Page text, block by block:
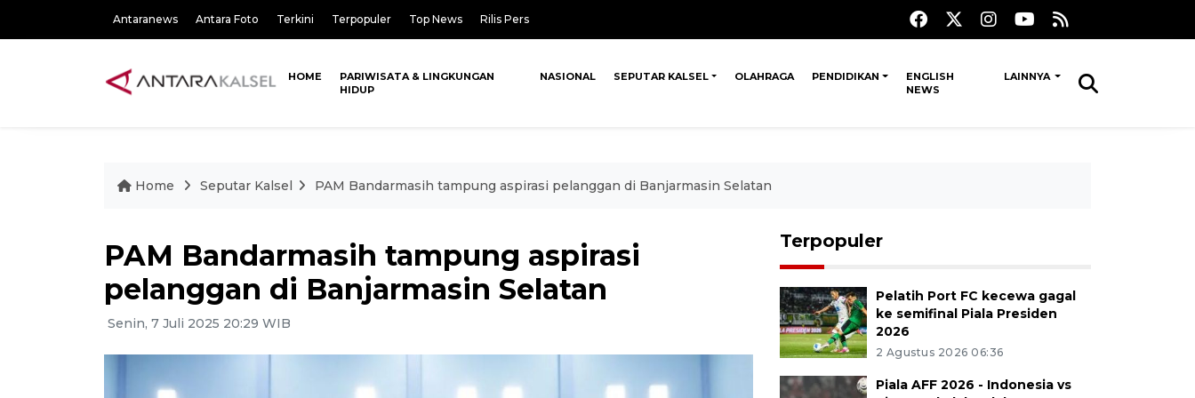
Antaranews Antara Foto Terkini Terpopuler Top News Rilis Pers
HOME
PARIWISATA & LINGKUNGAN
HIDUP
NASIONAL SEPUTAR KALSEL OLAHRAGA PENDIDIKAN
ENGLISH
NEWS
LAINNYA
Home Seputar Kalsel PAM Bandarmasih tampung aspirasi pelanggan di Banjarmasin Selatan
PAM Bandarmasih tampung aspirasi
pelanggan di Banjarmasin Selatan
Senin, 7 Juli 2025 20:29 WIB
Terpopuler
Pelatih Port FC kecewa gagal
ke semifinal Piala Presiden
2026
2 Agustus 2026 06:36
Piala AFF 2026 - Indonesia vs